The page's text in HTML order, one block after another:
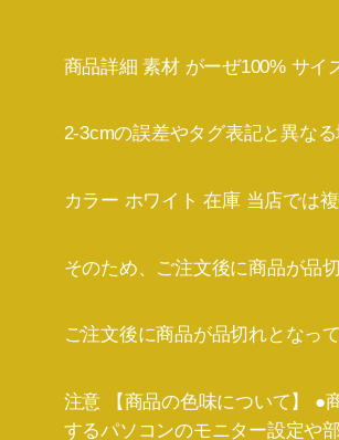
商品詳細 素材 がーぜ100% サイ
2-3cmの誤差やタグ表記と異なる
カラー ホワイト 在庫 当店では
そのため、ご注文後に商品が品
ご注文後に商品が品切れとなっ
注意 【商品の色味について】 ●
するパソコンのモニター設定や